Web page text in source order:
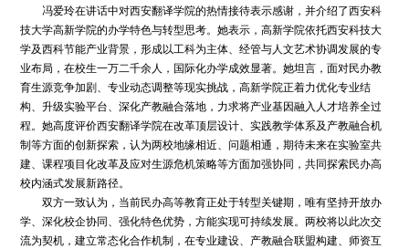
冯爱玲在讲话中对西安翻译学院的热情接待表示感谢，并介绍了西安科
技大学高新学院的办学特色与转型思考。她表示，高新学院依托西安科技大
学及西科节能产业背景，形成以工科为主体、经管与人文艺术协调发展的专
业布局，在校生一万二千余人，国际化办学成效显著。她坦言，面对民办教
育生源竞争加剧、专业动态调整等现实挑战，高新学院正着力优化专业结
构、升级实验平台、深化产教融合落地，力求将产业基因融入人才培养全过
程。她高度评价西安翻译学院在改革顶层设计、实践教学体系及产教融合机
制等方面的创新探索，认为两校地缘相近、问题相通，期待未来在实验室共
建、课程项目化改革及应对生源危机策略等方面加强协同，共同探索民办高
校内涵式发展新路径。
双方一致认为，当前民办高等教育正处于转型关键期，唯有坚持开放办
学、深化校企协同、强化特色优势，方能实现可持续发展。两校将以此次交
流为契机，建立常态化合作机制，在专业建设、产教融合联盟构建、师资互